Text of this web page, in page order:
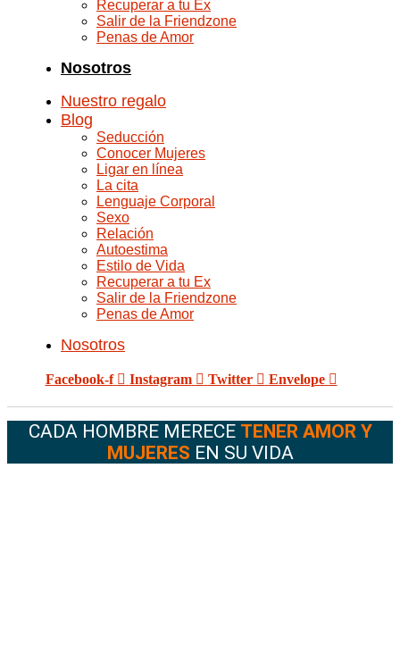
Recuperar a tu Ex
Salir de la Friendzone
Penas de Amor
Nosotros
Nuestro regalo
Blog
Seducción
Conocer Mujeres
Ligar en línea
La cita
Lenguaje Corporal
Sexo
Relación
Autoestima
Estilo de Vida
Recuperar a tu Ex
Salir de la Friendzone
Penas de Amor
Nosotros
Facebook-f Instagram Twitter Envelope
CADA HOMBRE MERECE TENER AMOR Y
MUJERES EN SU VIDA